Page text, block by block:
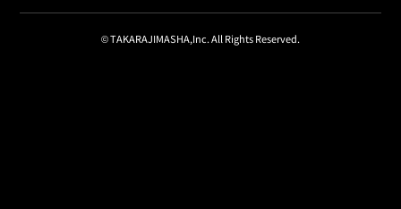
© TAKARAJIMASHA,Inc. All Rights Reserved.